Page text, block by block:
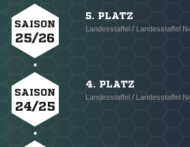
SAISON
25/26
5. PLATZ
Landesstaffel / Landesstaffel
SAISON
24/25
4. PLATZ
Landesstaffel / Landesstaffel